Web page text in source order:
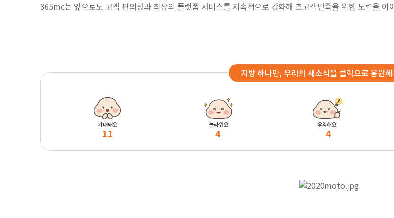
365mc는 앞으로도 고객 편의성과 최상의 플랫폼 서비스를 지속적으로 강화해 초고객만족을 위한 노력을 이
지방 하나만, 우리의 새소식을 클릭으로 응원
기대돼요
11
놀라워요
4
유익해요
4